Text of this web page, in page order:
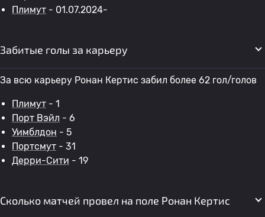
Плимут - 01.07.2024-
Забитые голы за карьеру
За всю карьеру Ронан Кертис забил более 62 гол/голов
Плимут - 1
Порт Вэйл - 6
Уимблдон - 5
Портсмут - 31
Дерри-Сити - 19
Сколько матчей провел на поле Ронан Кертис